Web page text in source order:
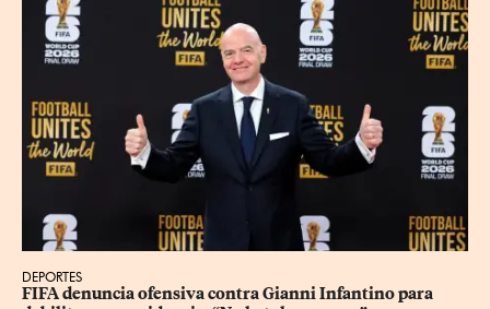
DEPORTES
FIFA denuncia ofensiva contra Gianni Infantino para